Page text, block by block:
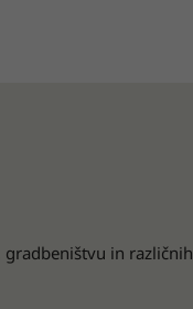
in različnih